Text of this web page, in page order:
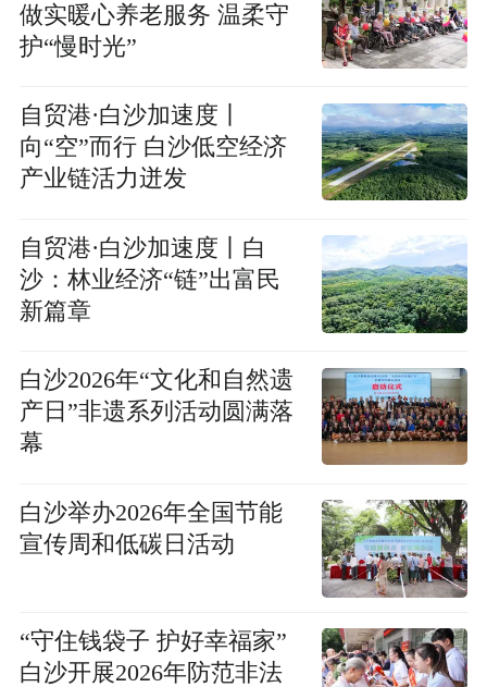
做实暖心养老服务 温柔守
护“慢时光”
自贸港·白沙加速度丨
向“空”而行 白沙低空经济
产业链活力迸发
自贸港·白沙加速度丨白
沙：林业经济“链”出富民
新篇章
白沙2026年“文化和自然遗
产日”非遗系列活动圆满落
幕
白沙举办2026年全国节能
宣传周和低碳日活动
“守住钱袋子 护好幸福家”
白沙开展2026年防范非法